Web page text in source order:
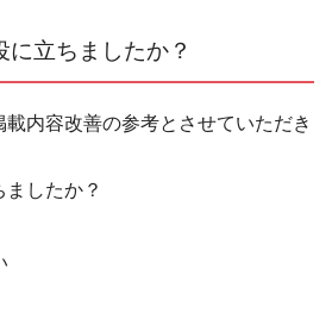
に立ちましたか？
内容改善の参考とさせていただき
したか？